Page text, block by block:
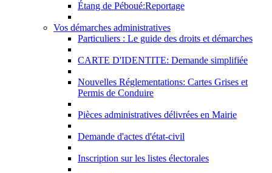
Étang de Péboué:Reportage
Vos démarches administratives
Particuliers : Le guide des droits et démarches
CARTE D'IDENTITE: Demande simplifiée
Nouvelles Réglementations: Cartes Grises et
Permis de Conduire
Pièces administratives délivrées en Mairie
Demande d'actes d'état-civil
Inscription sur les listes électorales